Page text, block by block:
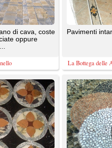
Picaprede di Darkin Maffi
Palladiana burattata
ARTEVIVA sas